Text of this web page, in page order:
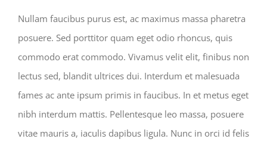
Nullam faucibus purus est, ac maximus massa pharetra
posuere. Sed porttitor quam eget odio rhoncus, quis
commodo erat commodo. Vivamus velit elit, finibus non
lectus sed, blandit ultrices dui. Interdum et malesuada
fames ac ante ipsum primis in faucibus. In et metus eget
nibh interdum mattis. Pellentesque leo massa, posuere
vitae mauris a, iaculis dapibus ligula. Nunc in orci id felis